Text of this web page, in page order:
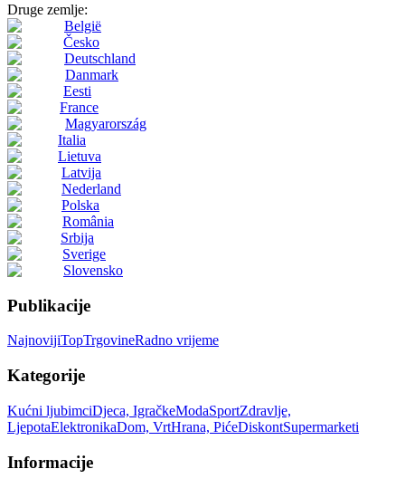
Druge zemlje:
België
Česko
Deutschland
Danmark
Eesti
France
Magyarország
Italia
Lietuva
Latvija
Nederland
Polska
România
Srbija
Sverige
Slovensko
Publikacije
NajnovijiTopTrgovineRadno vrijeme
Kategorije
Kućni ljubimciDjeca, IgračkeModaSportZdravlje,
LjepotaElektronikaDom, VrtHrana, PićeDiskontSupermarketi
Informacije